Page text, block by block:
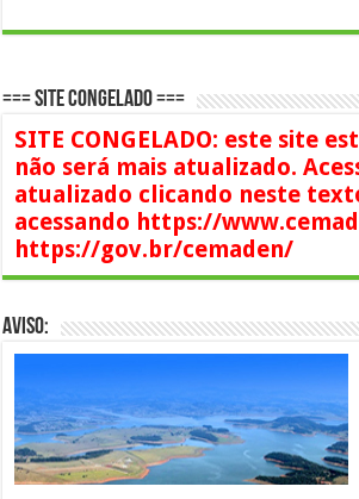
=== SITE CONGELADO ===
SITE CONGELADO: este site
não será mais atualizado.
atualizado clicando neste
acessando https://
https://gov.br/cemaden/
AVISO: